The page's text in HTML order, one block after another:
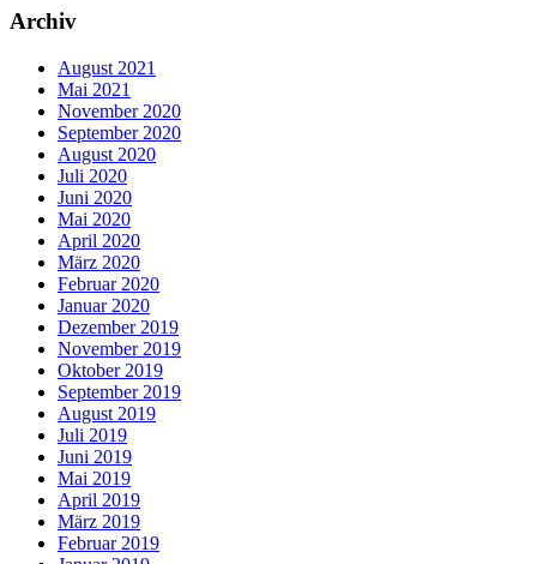
Archiv
August 2021
Mai 2021
November 2020
September 2020
August 2020
Juli 2020
Juni 2020
Mai 2020
April 2020
März 2020
Februar 2020
Januar 2020
Dezember 2019
November 2019
Oktober 2019
September 2019
August 2019
Juli 2019
Juni 2019
Mai 2019
April 2019
März 2019
Februar 2019